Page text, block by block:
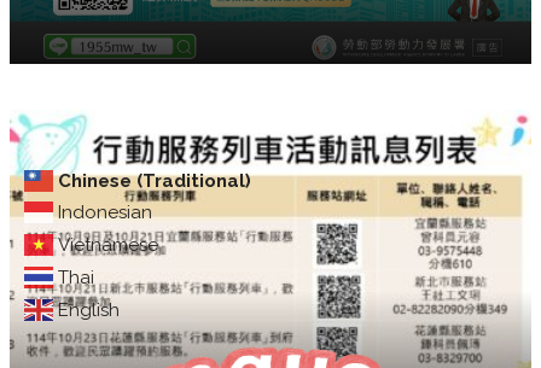
Chinese (Traditional)
Indonesian
Vietnamese
Thai
English